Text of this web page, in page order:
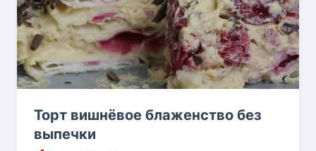
Торт вишнёвое блаженство без
выпечки